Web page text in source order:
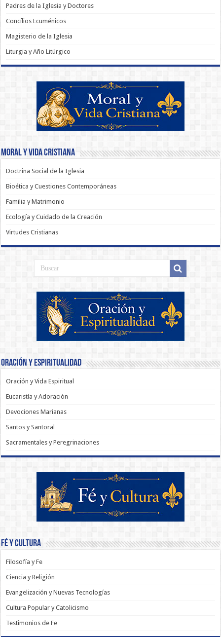
Padres de la Iglesia y Doctores
Concílios Ecuménicos
Magisterio de la Iglesia
Liturgia y Año Litúrgico
Moral y Vida Cristiana
Doctrina Social de la Iglesia
Bioética y Cuestiones Contemporáneas
Familia y Matrimonio
Ecología y Cuidado de la Creación
Virtudes Cristianas
Oración y Espiritualidad
Oración y Vida Espiritual
Eucaristía y Adoración
Devociones Marianas
Santos y Santoral
Sacramentales y Peregrinaciones
Fé y Cultura
Filosofía y Fe
Ciencia y Religión
Evangelización y Nuevas Tecnologías
Cultura Popular y Catolicismo
Testimonios de Fe